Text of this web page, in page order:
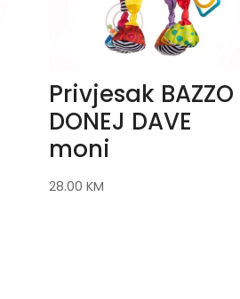
Privjesak BAZZO
DONEJ DAVE
moni
28.00 KM